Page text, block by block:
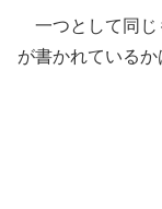
一つとして同じ
が書かれているか